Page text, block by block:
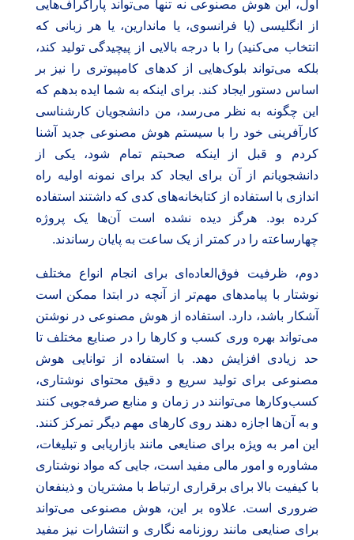
اول، این هوش مصنوعی نه تنها می‌تواند پاراگراف‌هایی
از انگلیسی (یا فرانسوی، یا ماندارین، یا هر زبانی که
انتخاب می‌کنید) را با درجه بالایی از پیچیدگی تولید کند،
بلکه می‌تواند بلوک‌هایی از کدهای کامپیوتری را نیز بر
اساس دستور ایجاد کند. برای اینکه به شما ایده بدهم که
این چگونه به نظر می‌رسد، من دانشجویان کارشناسی
کارآفرینی خود را با سیستم هوش مصنوعی جدید آشنا
کردم و قبل از اینکه صحبتم تمام شود، یکی از
دانشجویانم از آن برای ایجاد کد برای نمونه اولیه راه
اندازی با استفاده از کتابخانه‌های کدی که داشتند استفاده
کرده بود. هرگز دیده نشده است آن‌ها یک پروژه
چهارساعته را در کمتر از یک ساعت به پایان رساندند.
دوم، ظرفیت فوق‌العاده‌ای برای انجام انواع مختلف
نوشتار با پیامدهای مهم‌تر از آنچه در ابتدا ممکن است
آشکار باشد، دارد. استفاده از هوش مصنوعی در نوشتن
می‌تواند بهره وری کسب و کارها را در صنایع مختلف تا
حد زیادی افزایش دهد. با استفاده از توانایی هوش
مصنوعی برای تولید سریع و دقیق محتوای نوشتاری،
کسب‌وکارها می‌توانند در زمان و منابع صرفه‌جویی کنند
و به آن‌ها اجازه دهند روی کارهای مهم دیگر تمرکز کنند.
این امر به ویژه برای صنایعی مانند بازاریابی و تبلیغات،
مشاوره و امور مالی مفید است، جایی که مواد نوشتاری
با کیفیت بالا برای برقراری ارتباط با مشتریان و ذینفعان
ضروری است. علاوه بر این، هوش مصنوعی می‌تواند
برای صنایعی مانند روزنامه نگاری و انتشارات نیز مفید